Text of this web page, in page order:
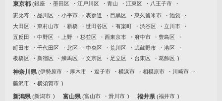
東京都 銀座 墨田区 江戸川区 青山 江東区
八王子市
恵比寿
品川区 小平市 表参道 目黒区 東久留米市
池袋
大田区
東村山市 新橋 世田谷区 有楽町 渋谷区
立川市
五反田
中野区 上野 杉並区 西東京市 府中市
豊島区
町田市
千代田区 北区 中央区 荒川区 武蔵野市
港区
板橋区
新宿区 練馬区 文京区 足立区 台東区 葛飾区
神奈川県 伊勢原市 厚木市 逗子市 横浜市 相模原市
川崎市
藤沢市
横須賀市
新潟県 新潟市 富山県 富山市 滑川市 福井県 福井市